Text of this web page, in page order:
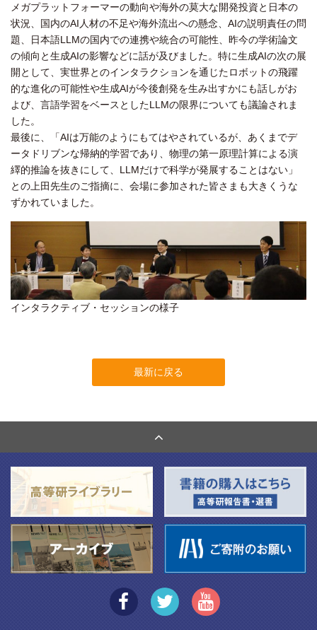
メガプラットフォーマーの動向や海外の莫大な開発投資と日本の
状況、国内のAI人材の不足や海外流出への懸念、AIの説明責任の問
題、日本語LLMの国内での連携や統合の可能性、昨今の学術論文
の傾向と生成AIの影響などに話が及びました。特に生成AIの次の展
開として、実世界とのインタラクションを通じたロボットの飛躍
的な進化の可能性や生成AIが今後創発を生み出すかにも話しがお
よび、言語学習をベースとしたLLMの限界についても議論されま
した。
最後に、「AIは万能のようにもてはやされているが、あくまでデ
ータドリブンな帰納的学習であり、物理の第一原理計算による演
繹的推論を抜きにして、LLMだけで科学が発展することはない」
との上田先生のご指摘に、会場に参加された皆さまも大きくうな
ずかれていました。
インタラクティブ・セッションの様子
最新に戻る